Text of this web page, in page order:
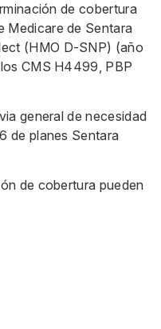
de cobertura
Medicare de Sentara
(HMO D-SNP) (año
CMS H4499, PBP
general de necesidad
de planes Sentara
de cobertura pueden